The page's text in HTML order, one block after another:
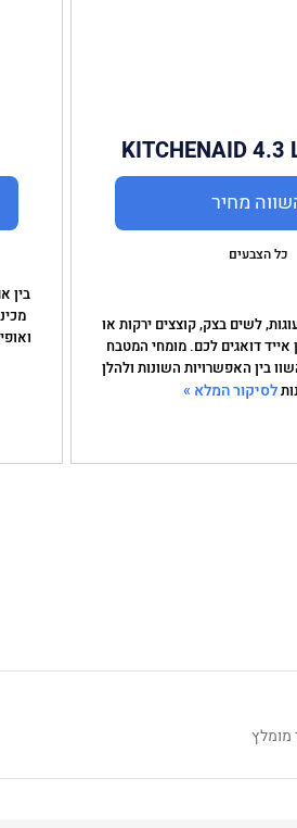
KITCHENAID 4.3
מחיר
כל הצבעים
לשים בצק, קוצצים ירקות או
אייד דואגים לכם. מומחי המטבח
בין האפשרויות השונות ולהלן
לסיקור המלא »
בין
מומלץ